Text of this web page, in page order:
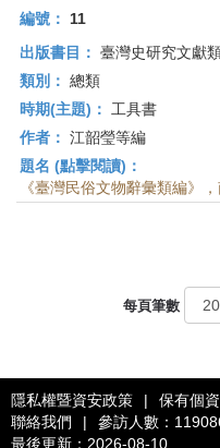
編號：
11
出版書目： 臺灣史研究文獻
類別： 總類
時期(主題)：
工具書
作者： 江韶瑩等編
題名 (點擊閱讀)：
《臺灣民俗文物辭彙類編》
每頁筆數
隱私權暨資安政策 | 保有個
聯絡我們
| 參訪人數：
最後更新：2026-08-10